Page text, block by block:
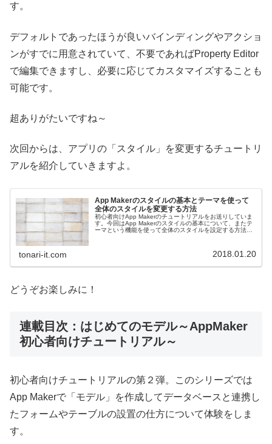
す。
デフォルトであったほうが良いバインディングやアクショ
ンがすでに用意されていて、不要であればProperty Editor
で編集できますし、必要に応じてカスタマイズすることも
可能です。
超ありがたいですね～
次回からは、アプリの「スタイル」を変更するチュートリ
アルを紹介していきますよ。
App Makerのスタイルの基本とテーマを使って
全体のスタイルを変更する方法
初心者向けApp Makerのチュートリアルをお送りしていま
す。今回はApp Makerのスタイルの基本について、またテ
ーマという機能を使って全体のスタイルを設定する方法に
tonari-it.com 2018.01.20
どうぞお楽しみに！
連載目次：はじめてのモデル～AppMaker
初心者向けチュートリアル～
初心者向けチュートリアルの第２弾。このシリーズでは
App Makerで「モデル」を作成してデータベースと連携し
たフォームやテーブルの設置の仕方について体験をしま
す。